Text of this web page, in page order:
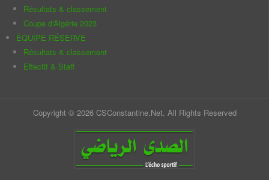
Résultats & classement
Coupe d'Algérie 2023
ÉQUIPE RÉSERVE
Résultats & classement
Effectif & Staff
Copyright © 2026 CSConstantine.Net. All Rights Reserved